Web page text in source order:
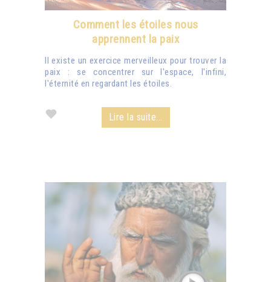
Comment les étoiles nous
apprennent la paix
Il existe un exercice merveilleux pour trouver la
paix : se concentrer sur l'espace, l'infini,
l'éternité en regardant les étoiles.
Lire la suite...